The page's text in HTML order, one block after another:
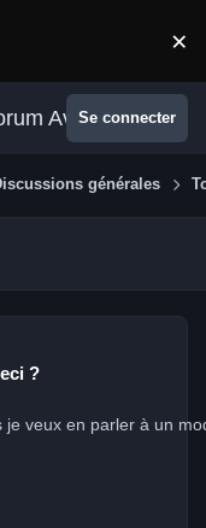
×
AvexSe connecter
générales
?